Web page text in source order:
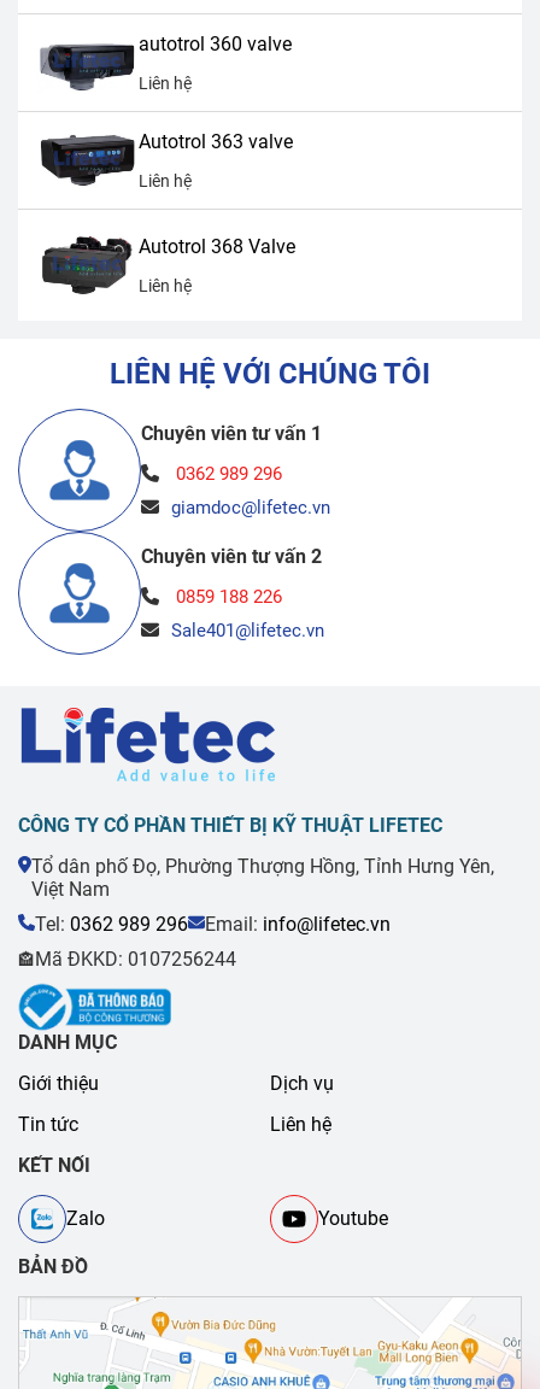
autotrol 360 valve
Liên hệ
Autotrol 363 valve
Liên hệ
Autotrol 368 Valve
Liên hệ
LIÊN HỆ VỚI CHÚNG TÔI
Chuyên viên tư vấn 1
0362 989 296
giamdoc@lifetec.vn
Chuyên viên tư vấn 2
0859 188 226
Sale401@lifetec.vn
CÔNG TY CỔ PHẦN THIẾT BỊ KỸ THUẬT LIFETEC
Tổ dân phố Đọ, Phường Thượng Hồng, Tỉnh Hưng Yên,
Việt Nam
Tel: 0362 989 296 Email: info@lifetec.vn
🏤Mã ĐKKD: 0107256244
DANH MỤC
Giới thiệu
Dịch vụ
Tin tức
Liên hệ
KẾT NỐI
Zalo Youtube
BẢN ĐỒ